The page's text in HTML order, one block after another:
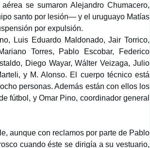
se sumaron Alejandro Chumacero,
santo por lesión— y el uruguayo Matías
por expulsión.
Luis Eduardo Maldonado, Jair Torrico,
Torres, Pablo Escobar, Federico
Diego Wayar, Wálter Veizaga, Julio
y M. Alonso. El cuerpo técnico está
personas. Además están con ellos los
fútbol, y Omar Pino, coordinador general
aunque con reclamos por parte de Pablo
cuando éste se dirigía a su vestuario,